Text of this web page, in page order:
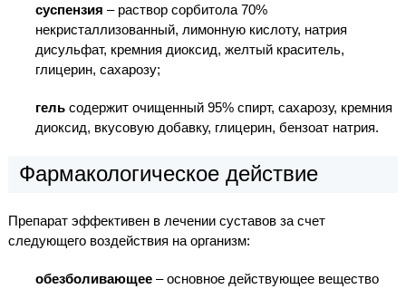
суспензия – раствор сорбитола 70%
некристаллизованный, лимонную кислоту, натрия
дисульфат, кремния диоксид, желтый краситель,
глицерин, сахарозу;
гельсодержит очищенный 95% спирт, сахарозу, кремния
диоксид, вкусовую добавку, глицерин, бензоат натрия.
Фармакологическое действие
Препарат эффективен в лечении суставов за счет
следующего воздействия на организм:
обезболивающее– основное действующее вещество